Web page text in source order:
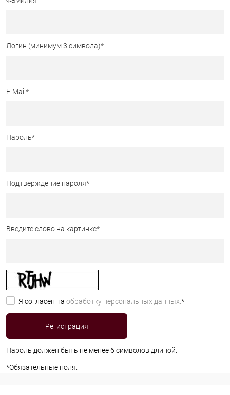
Логин (минимум 3 символа)*
E-Mail *
Пароль*
Подтверждение пароля*
Введите слово на картинке*
Я согласен на обработку персональных данных. *
Пароль должен быть не менее 6 символов длиной.
*Обязательные поля.